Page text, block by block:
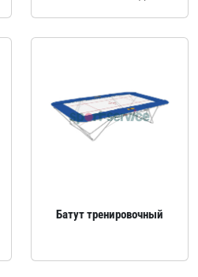
Батут тренировочный